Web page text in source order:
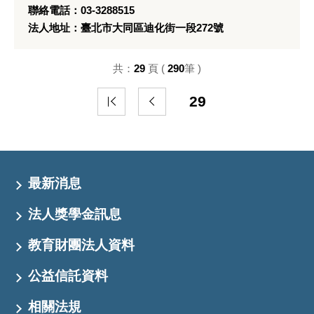
聯絡電話：03-3288515
法人地址：臺北市大同區迪化街一段272號
29
共： 29 頁 ( 290筆 )
最新消息
法人獎學金訊息
教育財團法人資料
公益信託資料
相關法規